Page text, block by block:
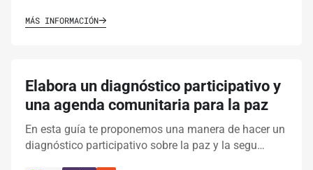
MÁS INFORMACIÓN
Elabora un diagnóstico participativo y
una agenda comunitaria para la paz
En esta guía te proponemos una manera de hacer un
diagnóstico participativo sobre la paz y la segu…